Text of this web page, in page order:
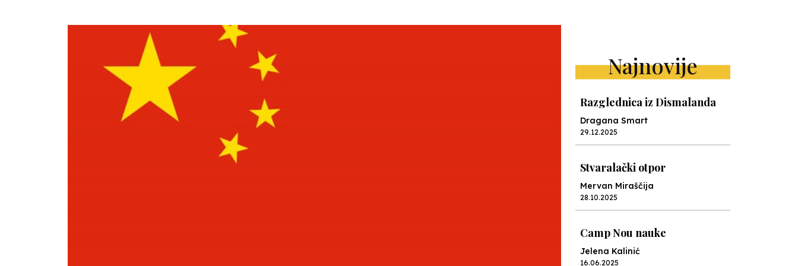
Najnovije
Razglednica iz Dismalanda
Dragana Smart
29.12.2025
Stvaralački otpor
Mervan Miraščija
28.10.2025
Camp Nou nauke
Jelena Kalinić
16.06.2025